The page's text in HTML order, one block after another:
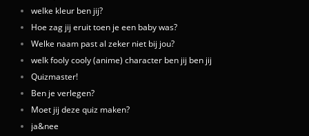
welke kleur ben jij?
Hoe zag jij eruit toen je een baby was?
Welke naam past al zeker niet bij jou?
welk fooly cooly (anime) character ben jij ben jij
Quizmaster!
Ben je verlegen?
Moet jij deze quiz maken?
ja&nee